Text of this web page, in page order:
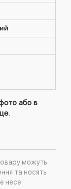
або в
можуть
та носять
несе